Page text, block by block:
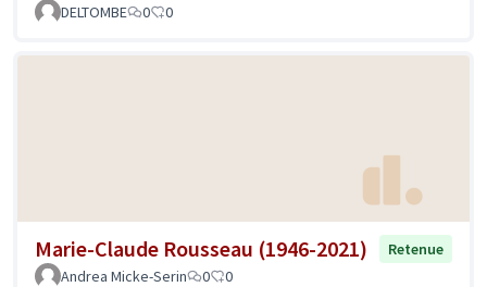
DELTOMBE 0 0
Marie-Claude Rousseau (1946-2021)
Retenue
Andrea Micke-Serin
0 0